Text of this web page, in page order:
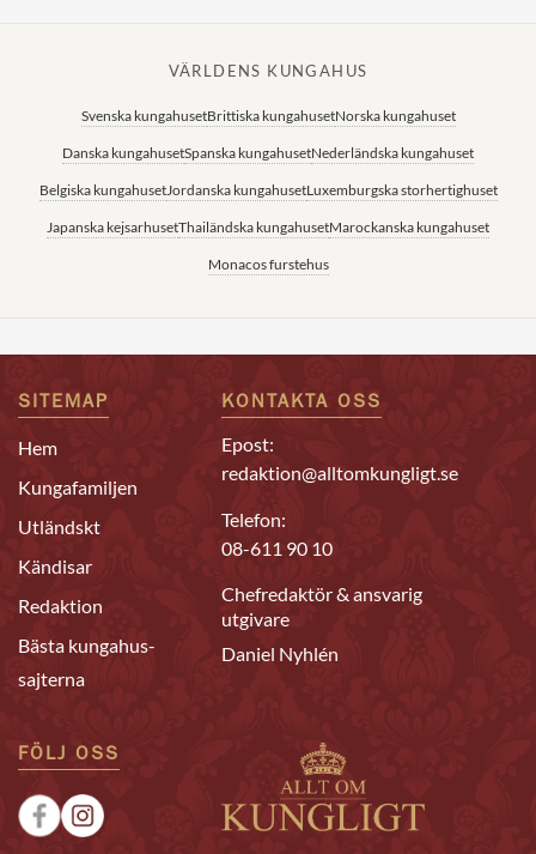
VÄRLDENS KUNGAHUS
Svenska kungahusetBrittiska kungahusetNorska kungahuset
Danska kungahusetSpanska kungahusetNederländska kungahuset
Belgiska kungahusetJordanska kungahusetLuxemburgska storhertighuset
Japanska kejsarhusetThailändska kungahusetMarockanska kungahuset
Monacos furstehus
SITEMAP
Hem
Kungafamiljen
Utländskt
Kändisar
Redaktion
Bästa kungahus-
sajterna
KONTAKTA OSS
Epost:
redaktion@alltomkungligt.se
Telefon:
08-611 90 10
Chefredaktör & ansvarig
utgivare
Daniel Nyhlén
FÖLJ OSS